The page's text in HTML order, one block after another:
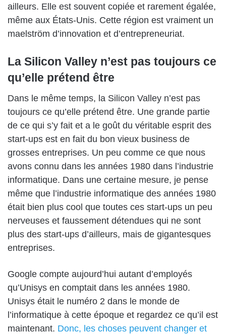
ailleurs. Elle est souvent copiée et rarement égalée,
même aux États-Unis. Cette région est vraiment un
maelström d’innovation et d’entrepreneuriat.
La Silicon Valley n’est pas toujours ce
qu’elle prétend être
Dans le même temps, la Silicon Valley n’est pas
toujours ce qu’elle prétend être. Une grande partie
de ce qui s’y fait et a le goût du véritable esprit des
start-ups est en fait du bon vieux business de
grosses entreprises. Un peu comme ce que nous
avons connu dans les années 1980 dans l’industrie
informatique. Dans une certaine mesure, je pense
même que l’industrie informatique des années 1980
était bien plus cool que toutes ces start-ups un peu
nerveuses et faussement détendues qui ne sont
plus des start-ups d’ailleurs, mais de gigantesques
entreprises.
Google compte aujourd’hui autant d’employés
qu’Unisys en comptait dans les années 1980.
Unisys était le numéro 2 dans le monde de
l’informatique à cette époque et regardez ce qu’il est
maintenant. Donc, les choses peuvent changer et